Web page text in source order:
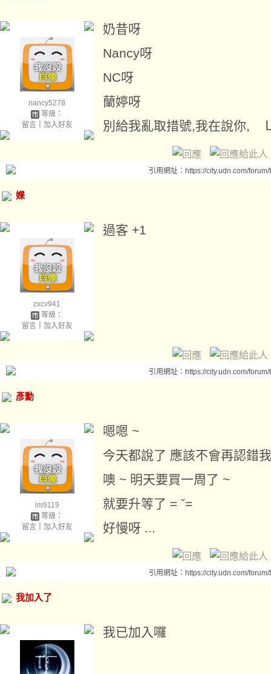
nancy5278
等級：
留言｜ 加入好友
奶昔呀
Nancy呀
NC呀
蘭婷呀
別給我亂取措號,我在說你,
引用網址：https://city.udn.com/
婐
zxcv941
等級：
留言｜ 加入好友
過客 +1
引用網址：https://city.udn.com/
彥勳
lm9119
等級：
留言｜ 加入好友
嗯嗯 ~
今天都說了 應該不會再認錯
噢 ~ 明天要買一周了 ~
就要升等了 = ˇ=
好慢呀 ...
引用網址：https://city.udn.com/
我加入了
我已加入囉